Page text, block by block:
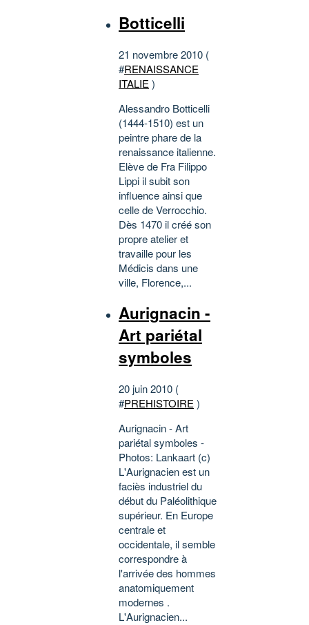
Botticelli
21 novembre 2010 (
#RENAISSANCE
ITALIE )
Alessandro Botticelli
(1444-1510) est un
peintre phare de la
renaissance italienne.
Elève de Fra Filippo
Lippi il subit son
influence ainsi que
celle de Verrocchio.
Dès 1470 il créé son
propre atelier et
travaille pour les
Médicis dans une
ville, Florence,...
Aurignacin -
Art pariétal
symboles
20 juin 2010 (
#PREHISTOIRE )
Aurignacin - Art
pariétal symboles -
Photos: Lankaart (c)
L'Aurignacien est un
faciès industriel du
début du Paléolithique
supérieur. En Europe
centrale et
occidentale, il semble
correspondre à
l'arrivée des hommes
anatomiquement
modernes .
L'Aurignacien...